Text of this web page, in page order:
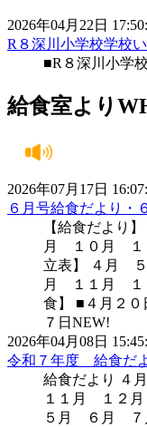
2026年04月22日
R８深川小学校学校
■R８深川小学
給食室より
2026年07月17日
６月号給食だより・
【給食だよ
月 １０月
立表】 ４月
月 １１月 １
食】 ■４月２
７日NEW!
2026年04月08日
令和７年度 給食だ
給食だより
１１月 １２
５月 ６月